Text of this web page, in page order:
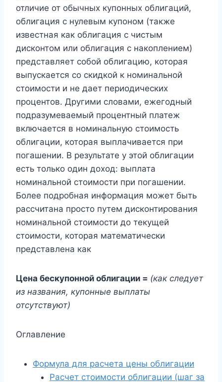
отличие от обычных купонных облигаций,
облигация с нулевым купоном (также
известная как облигация с чистым
дисконтом или облигация с накоплением)
представляет собой облигацию, которая
выпускается со скидкой к номинальной
стоимости и не дает периодических
процентов. Другими словами, ежегодный
подразумеваемый процентный платеж
включается в номинальную стоимость
облигации, которая выплачивается при
погашении. В результате у этой облигации
есть только один доход: выплата
номинальной стоимости при погашении.
Более подробная информация может быть
рассчитана просто путем дисконтирования
номинальной стоимости до текущей
стоимости, которая математически
представлена ​​как
Цена бескупонной облигации = (как следует
из названия, купонные выплаты
отсутствуют)
Оглавление
Формула для расчета цены облигации
Расчет стоимости облигации (шаг за